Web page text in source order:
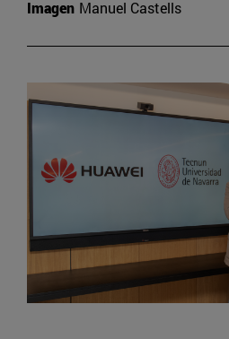
Imagen Manuel Castells